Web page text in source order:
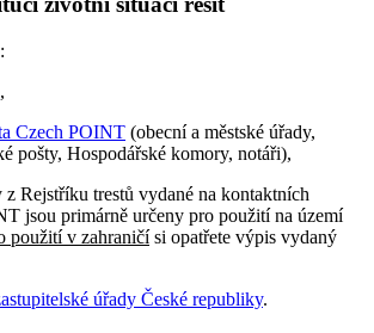
,
Czech POINT (obecní a městské úřady,
pošty, Hospodářské komory, notáři),
Rejstříku trestů vydané na kontaktních
jsou primárně určeny pro použití na území
použití v zahraničísi opatřete výpis vydaný
úřady České republiky.